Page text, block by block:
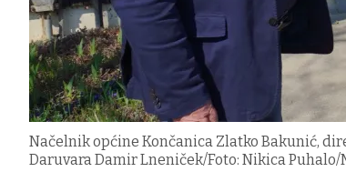
Načelnik općine Končanica Zlatko Bakunić,
Daruvara Damir Lneniček/Foto: Nikica